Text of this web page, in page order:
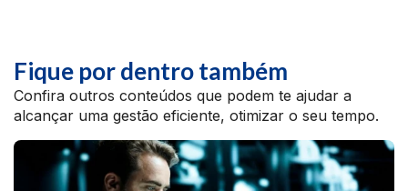
Fique por dentro também
Confira outros conteúdos que podem te ajudar a
alcançar uma gestão eficiente, otimizar o seu tempo.